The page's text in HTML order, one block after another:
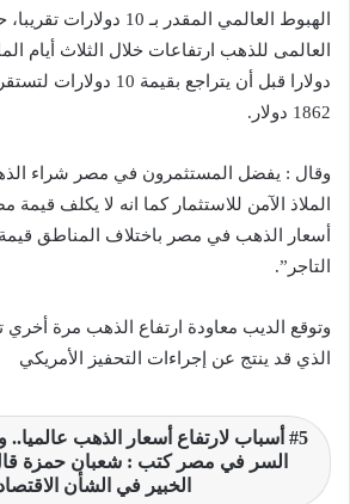
الهبوط العالمي المقدر بـ 10
دولارا قبل أن يتراجع
1862 دولار.
الملاذ الآمن للاستثمار كما انه لا يكلف
أسعار الذهب في مصر باختلاف المناطق
التاجر”.
وتوقع الديب معاودة ارتفاع الذهب مرة
الذي قد ينتج عن إجراءات التحفيز الأمريكي
5 أسباب لارتفاع أسعار الذهب
السر في مصر كتب : شعبان حمزة قال
الخبير في الشأن